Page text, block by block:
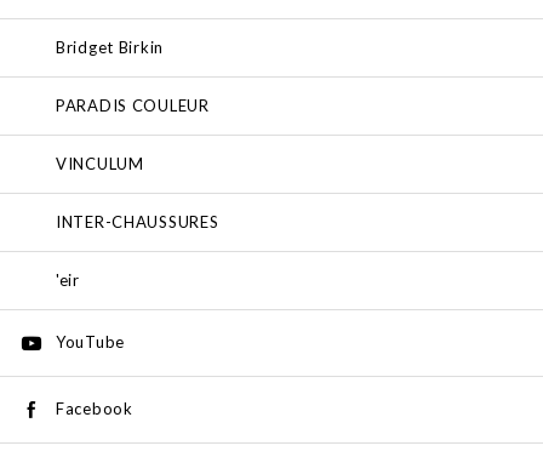
Bridget Birkin
PARADIS COULEUR
VINCULUM
INTER-CHAUSSURES
'eir
YouTube
Facebook